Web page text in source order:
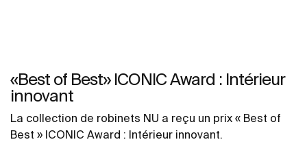
«Best of Best» ICONIC Award : Intérieur
innovant
La collection de robinets NU a reçu un prix « Best of
Best » ICONIC Award : Intérieur innovant.